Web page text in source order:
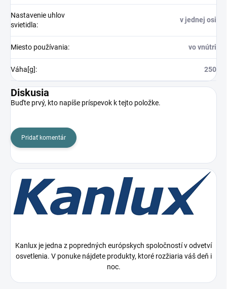
Nastavenie uhlov
svietidla:
v jednej osi
Miesto používania: vo vnútri
Váha[g]: 250
Diskusia
Buďte prvý, kto napíše príspevok k tejto položke.
Pridať komentár
Kanlux je jedna z popredných európskych spoločností v odvetví
osvetlenia. V ponuke nájdete produkty, ktoré rozžiaria váš deň i
noc.